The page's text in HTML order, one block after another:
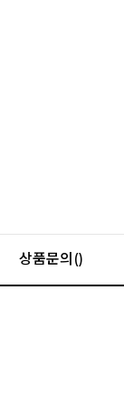
상품문의()